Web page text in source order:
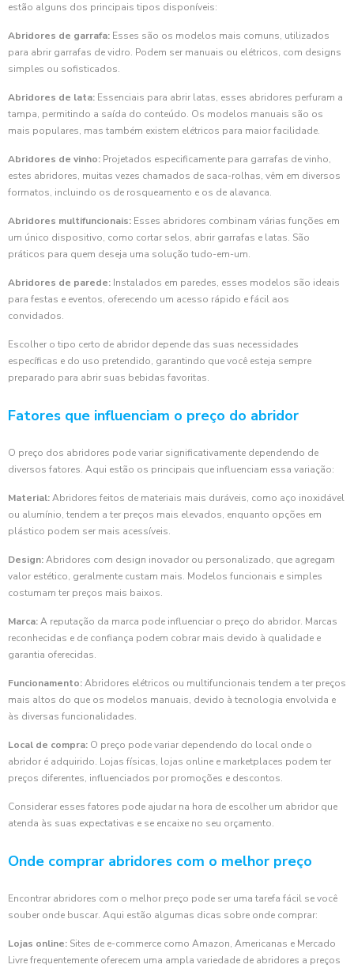
estão alguns dos principais tipos disponíveis:
Abridores de garrafa: Esses são os modelos mais comuns, utilizados
para abrir garrafas de vidro. Podem ser manuais ou elétricos, com designs
simples ou sofisticados.
Abridores de lata: Essenciais para abrir latas, esses abridores perfuram a
tampa, permitindo a saída do conteúdo. Os modelos manuais são os
mais populares, mas também existem elétricos para maior facilidade.
Abridores de vinho: Projetados especificamente para garrafas de vinho,
estes abridores, muitas vezes chamados de saca-rolhas, vêm em diversos
formatos, incluindo os de rosqueamento e os de alavanca.
Abridores multifuncionais: Esses abridores combinam várias funções em
um único dispositivo, como cortar selos, abrir garrafas e latas. São
práticos para quem deseja uma solução tudo-em-um.
Abridores de parede: Instalados em paredes, esses modelos são ideais
para festas e eventos, oferecendo um acesso rápido e fácil aos
convidados.
Escolher o tipo certo de abridor depende das suas necessidades
específicas e do uso pretendido, garantindo que você esteja sempre
preparado para abrir suas bebidas favoritas.
Fatores que influenciam o preço do abridor
O preço dos abridores pode variar significativamente dependendo de
diversos fatores. Aqui estão os principais que influenciam essa variação:
Material:Abridores feitos de materiais mais duráveis, como aço inoxidável
ou alumínio, tendem a ter preços mais elevados, enquanto opções em
plástico podem ser mais acessíveis.
Design:Abridores com design inovador ou personalizado, que agregam
valor estético, geralmente custam mais. Modelos funcionais e simples
costumam ter preços mais baixos.
Marca:A reputação da marca pode influenciar o preço do abridor. Marcas
reconhecidas e de confiança podem cobrar mais devido à qualidade e
garantia oferecidas.
Funcionamento:Abridores elétricos ou multifuncionais tendem a ter preços
mais altos do que os modelos manuais, devido à tecnologia envolvida e
às diversas funcionalidades.
Local de compra: O preço pode variar dependendo do local onde o
abridor é adquirido. Lojas físicas, lojas online e marketplaces podem ter
preços diferentes, influenciados por promoções e descontos.
Considerar esses fatores pode ajudar na hora de escolher um abridor que
atenda às suas expectativas e se encaixe no seu orçamento.
Onde comprar abridores com o melhor preço
Encontrar abridores com o melhor preço pode ser uma tarefa fácil se você
souber onde buscar. Aqui estão algumas dicas sobre onde comprar:
Lojas online: Sites de e-commerce como Amazon, Americanas e Mercado
Livre frequentemente oferecem uma ampla variedade de abridores a preços